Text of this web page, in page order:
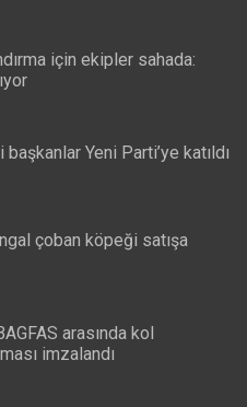
için ekipler sahada:
başkanlar Yeni Parti’ye katıldı
çoban köpeği satışa
arasında kol
imzalandı